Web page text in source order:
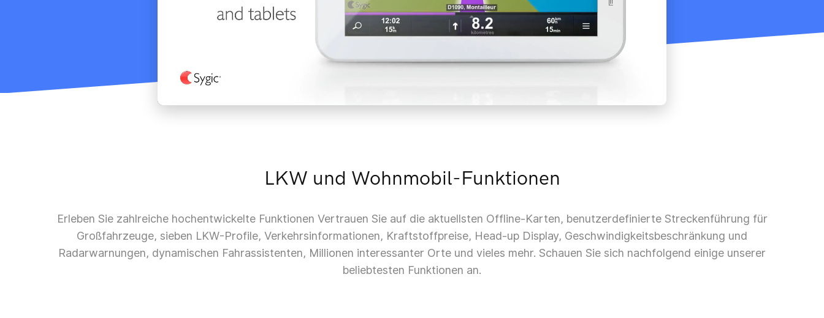
LKW und Wohnmobil-Funktionen
Erleben Sie zahlreiche hochentwickelte Funktionen Vertrauen Sie auf die aktuellsten Offline-Karten, benutzerdefinierte Streckenführung für
Großfahrzeuge, sieben LKW-Profile, Verkehrsinformationen, Kraftstoffpreise, Head-up Display, Geschwindigkeitsbeschränkung und
Radarwarnungen, dynamischen Fahrassistenten, Millionen interessanter Orte und vieles mehr. Schauen Sie sich nachfolgend einige unserer
beliebtesten Funktionen an.